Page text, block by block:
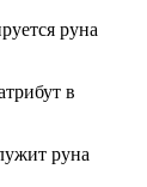
руна
в
руна